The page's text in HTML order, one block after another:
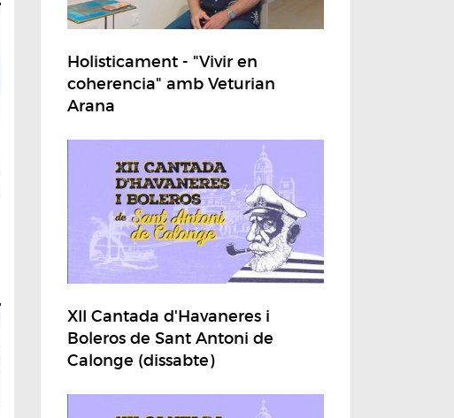
Holisticament - "Vivir en
coherencia" amb Veturian
Arana
XII Cantada d'Havaneres i
Boleros de Sant Antoni de
Calonge (dissabte)